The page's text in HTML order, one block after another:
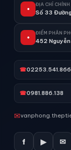
●
ĐỊA CHỈ CHÍNH
Số 33
●
ĐIỂM PHÂN
452 Nguyễn
☎02253.541.866
☎0981.886.138
✉
f ▶ ✉